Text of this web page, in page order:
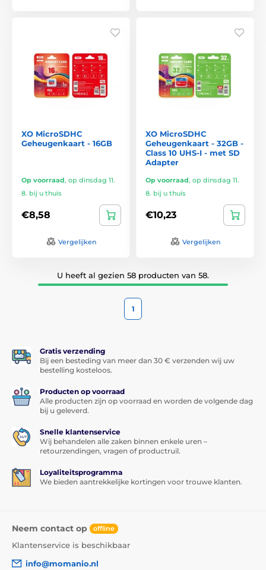
XO MicroSDHC
Geheugenkaart - 16GB
Op voorraad, op dinsdag 11.
8. bij u thuis
€8,58
Vergelijken
XO MicroSDHC
Geheugenkaart - 32GB -
Class 10 UHS-I - met SD
Adapter
Op voorraad, op dinsdag 11.
8. bij u thuis
€10,23
Vergelijken
U heeft al gezien 58 producten van 58.
1
Gratis verzending
Bij een besteding van meer dan 30 € verzenden wij uw
bestelling kosteloos.
Producten op voorraad
Alle producten zijn op voorraad en worden de volgende dag
bij u geleverd.
Snelle klantenservice
Wij behandelen alle zaken binnen enkele uren –
retourzendingen, vragen of productruil.
Loyaliteitsprogramma
We bieden aantrekkelijke kortingen voor trouwe klanten.
Neem contact op offline
Klantenservice is beschikbaar
info@momanio.nl